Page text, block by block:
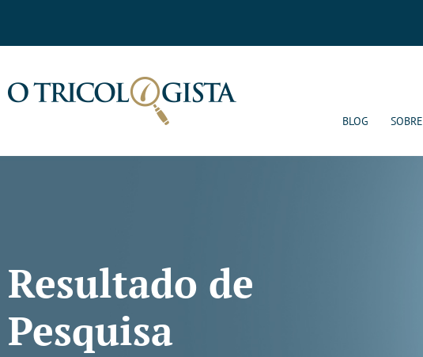
BLOG SOBRE
Resultado de
Pesquisa